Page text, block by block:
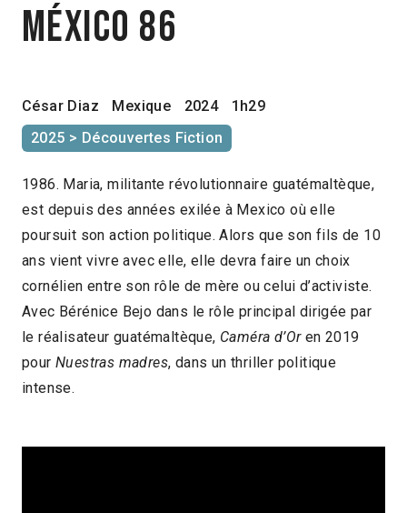
México 86
César Diaz Mexique 2024
1h29
2025 > Découvertes Fiction
1986. Maria, militante révolutionnaire guatémaltèque,
est depuis des années exilée à Mexico où elle
poursuit son action politique. Alors que son fils de 10
ans vient vivre avec elle, elle devra faire un choix
cornélien entre son rôle de mère ou celui d’activiste.
Avec Bérénice Bejo dans le rôle principal dirigée par
le réalisateur guatémaltèque, Caméra d’Oren 2019
pour Nuestras madres, dans un thriller politique
intense.